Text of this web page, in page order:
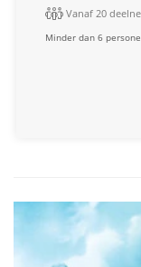
Vanaf 20
Minder dan 6